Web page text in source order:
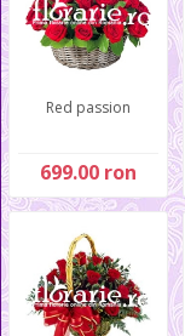
Red passion
699.00 ron